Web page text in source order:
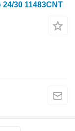
30 11483CNT